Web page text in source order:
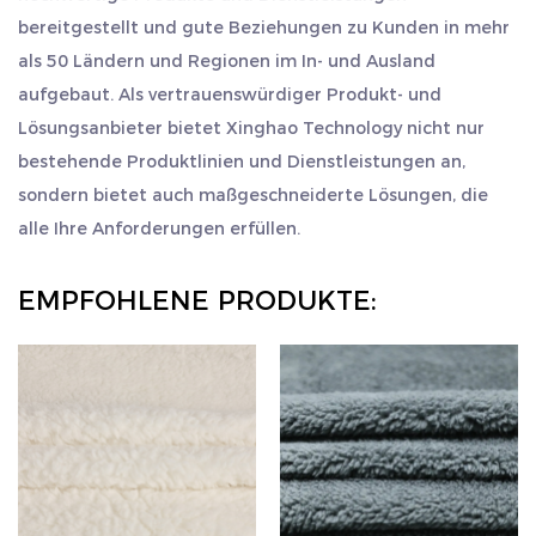
bereitgestellt und gute Beziehungen zu Kunden in mehr
als 50 Ländern und Regionen im In- und Ausland
aufgebaut. Als vertrauenswürdiger Produkt- und
Lösungsanbieter bietet Xinghao Technology nicht nur
bestehende Produktlinien und Dienstleistungen an,
sondern bietet auch maßgeschneiderte Lösungen, die
alle Ihre Anforderungen erfüllen.
EMPFOHLENE PRODUKTE: